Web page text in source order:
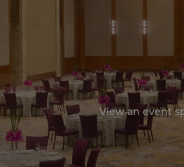
View an event